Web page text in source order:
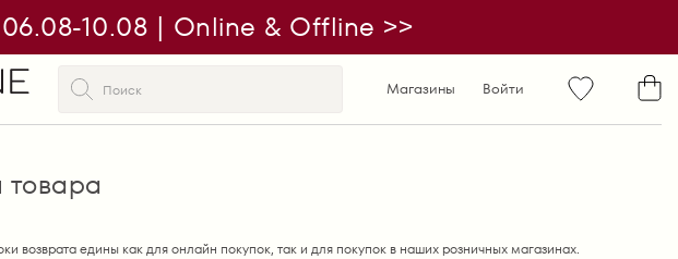
10.08 | Online & Offline >>
Магазины Войти
товара
возврата едины как для онлайн покупок, так и для покупок в наших розничных магазинах.